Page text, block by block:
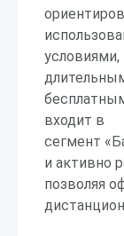
условиями,
входит в
сегмент
и активно
позволяя